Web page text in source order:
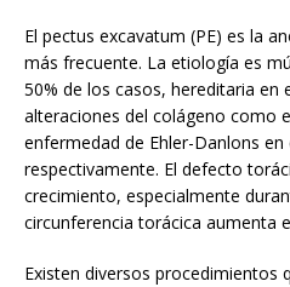
El pectus excavatum (PE) es la
más frecuente. La etiología es
50% de los casos, hereditaria en
alteraciones del colágeno como
enfermedad de Ehler-Danlons en
respectivamente. El defecto
crecimiento, especialmente
circunferencia torácica aumenta
Existen diversos procedimientos